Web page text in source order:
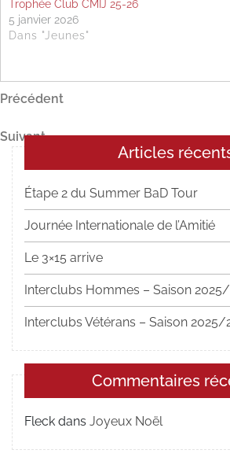
Trophée Club CMIJ 25-26
5 janvier 2026
Dans "Jeunes"
Navigation
de
l’article
Article
Précédent
Article
suivant
Suivant
Articles
Étape 2 du Summer BaD Tour
Journée Internationale de l’Amitié
Le 3×15 arrive
Interclubs Hommes – Saison
Interclubs Vétérans – Saison 2025/
Commentaires
Fleck dans Joyeux Noël